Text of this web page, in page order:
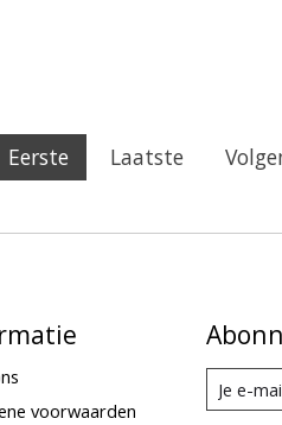
Eerste Laatste
voorwaarden